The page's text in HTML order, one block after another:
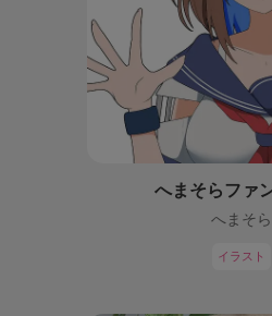
へまそらファ
へまそら
イラスト